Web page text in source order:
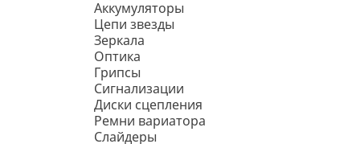
Аккумуляторы
Цепи звезды
Зеркала
Оптика
Грипсы
Сигнализации
Диски сцепления
Ремни вариатора
Слайдеры